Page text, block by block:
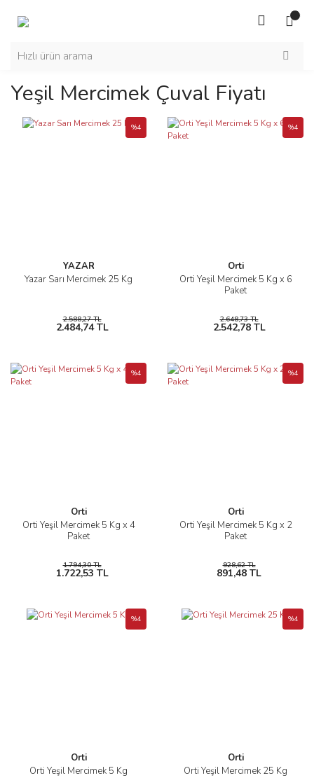
Yeşil Mercimek Çuval Fiyatı
YAZAR
Yazar Sarı Mercimek 25 Kg
%4
2.588,27 TL
2.484,74 TL
Orti
Orti Yeşil Mercimek 5 Kg x 6
Paket
%4
2.648,73 TL
2.542,78 TL
Orti
Orti Yeşil Mercimek 5 Kg x 4
Paket
%4
1.794,30 TL
1.722,53 TL
Orti
Orti Yeşil Mercimek 5 Kg x 2
Paket
%4
928,62 TL
891,48 TL
Orti
Orti Yeşil Mercimek 5 Kg
%4
Orti
Orti Yeşil Mercimek 25 Kg
%4